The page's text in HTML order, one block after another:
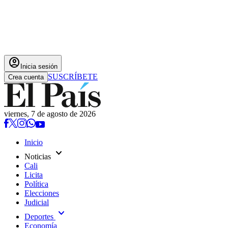
account_circle Inicia sesión
Crea cuenta SUSCRÍBETE
viernes, 7 de agosto de 2026
Inicio
Noticias expand_more
Cali
Licita
Política
Elecciones
Judicial
Deportes expand_more
Economía